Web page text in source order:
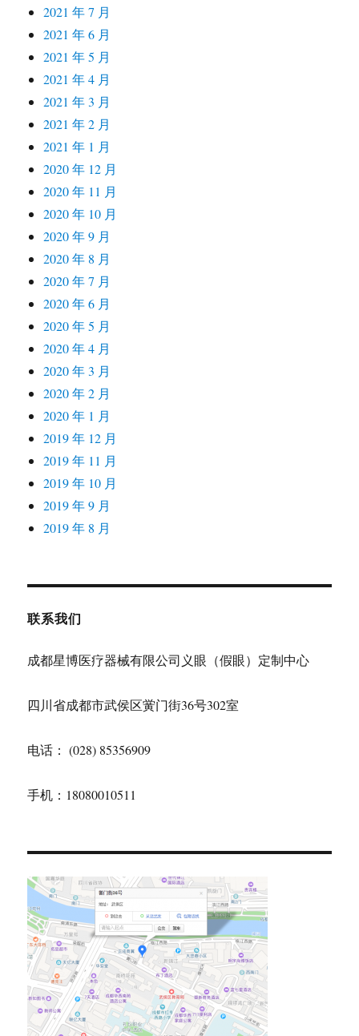
2021 年 7 月
2021 年 6 月
2021 年 5 月
2021 年 4 月
2021 年 3 月
2021 年 2 月
2021 年 1 月
2020 年 12 月
2020 年 11 月
2020 年 10 月
2020 年 9 月
2020 年 8 月
2020 年 7 月
2020 年 6 月
2020 年 5 月
2020 年 4 月
2020 年 3 月
2020 年 2 月
2020 年 1 月
2019 年 12 月
2019 年 11 月
2019 年 10 月
2019 年 9 月
2019 年 8 月
联系我们
成都星博医疗器械有限公司义眼（假眼）定制中心
四川省成都市武侯区黉门街36号302室
电话： (028) 85356909
手机：18080010511